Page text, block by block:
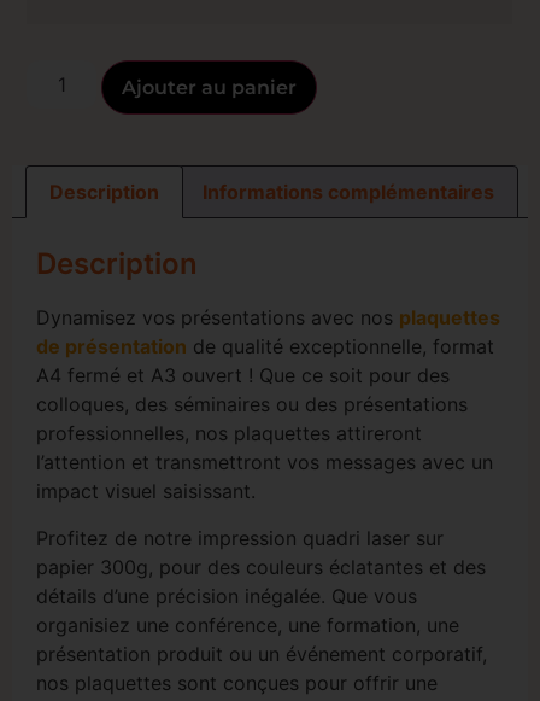
Ajouter au panier
Description Informations complémentaires
Description
Dynamisez vos présentations avec nos plaquettes
de présentation de qualité exceptionnelle, format
A4 fermé et A3 ouvert ! Que ce soit pour des
colloques, des séminaires ou des présentations
professionnelles, nos plaquettes attireront
l’attention et transmettront vos messages avec un
impact visuel saisissant.
Profitez de notre impression quadri laser sur
papier 300g, pour des couleurs éclatantes et des
détails d’une précision inégalée. Que vous
organisiez une conférence, une formation, une
présentation produit ou un événement corporatif,
nos plaquettes sont conçues pour offrir une